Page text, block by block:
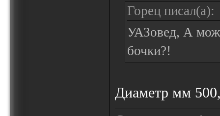
Горец писал(а):
УАЗовед, А
бочки?!
Диаметр мм